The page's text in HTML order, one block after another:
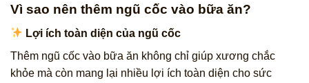
Vì sao nên thêm ngũ cốc vào bữa ăn?
Lợi ích toàn diện của ngũ cốc
Thêm ngũ cốc vào bữa ăn không chỉ giúp xương chắc
khỏe mà còn mang lại nhiều lợi ích toàn diện cho sức